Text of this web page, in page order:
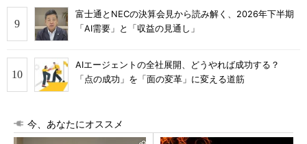
富士通とNECの決算会見から読み解く、2026年下半期
「AI需要」と「収益の見通し」
AIエージェントの全社展開、どうやれば成功する？
「点の成功」を「面の変革」に変える道筋
今、あなたにオススメ